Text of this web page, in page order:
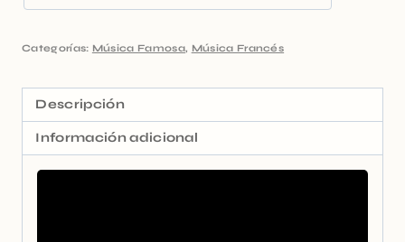
Categorías: Música Famosa, Música Francés
Descripción
Información adicional